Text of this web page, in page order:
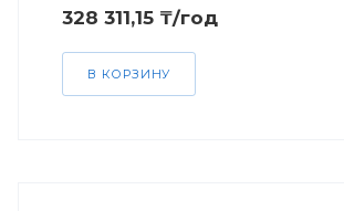
328 311,15 ₸/год
В КОРЗИНУ